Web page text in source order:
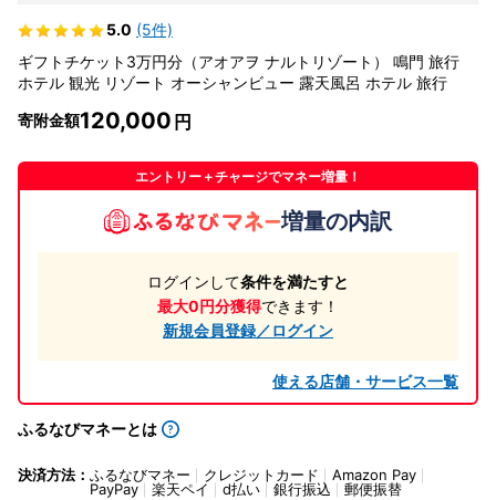
5.0 (5件)
ギフトチケット3万円分（アオアヲ ナルトリゾート） 鳴門 旅行
ホテル 観光 リゾート オーシャンビュー 露天風呂 ホテル 旅行
寄附金額120,000
エントリー＋チャージでマネー増量！
増量の内訳
ログインして条件を満たすと
最大0円分獲得できます！
新規会員登録／ログイン
使える店舗・サービス一覧
ふるなびマネーとは
決済方法： ふるなびマネー クレジットカード
Amazon Pay
PayPay
楽天ペイ d払い 銀行振込 郵便振替